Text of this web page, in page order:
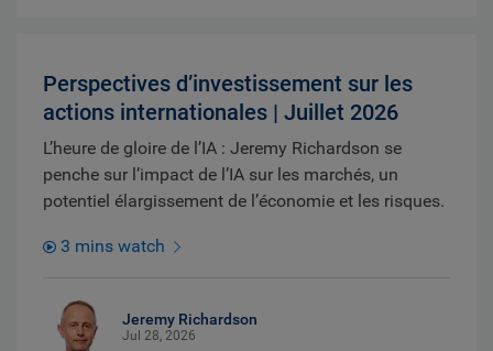
Perspectives d’investissement sur les
actions internationales | Juillet 2026
L’heure de gloire de l’IA : Jeremy Richardson se
penche sur l’impact de l’IA sur les marchés, un
potentiel élargissement de l’économie et les risques.
3 mins watch
Jeremy Richardson
Jul 28, 2026